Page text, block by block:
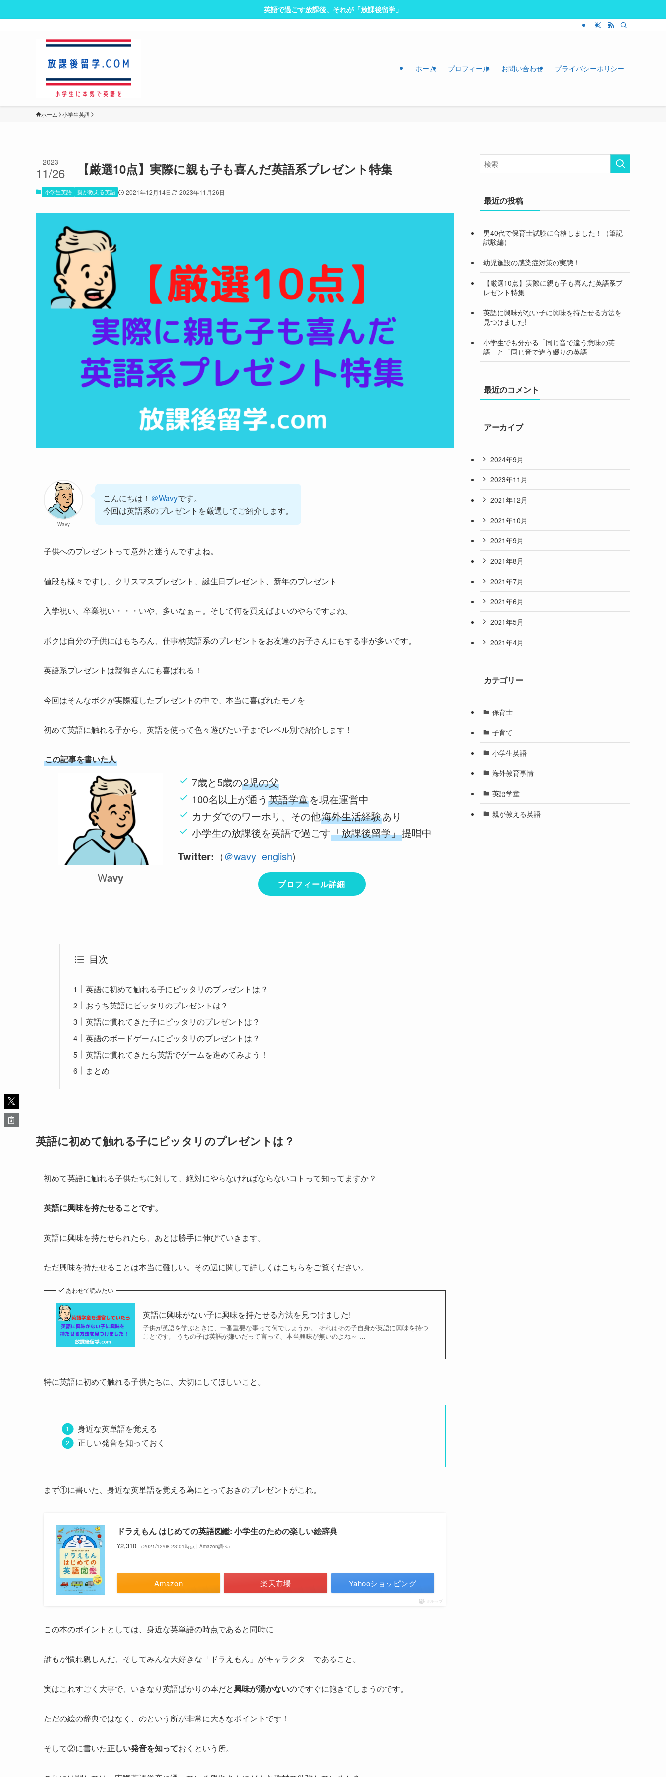
英語で過ごす放課後、それが「放課後留学」
ホーム プロフィール お問い合わせ プライバシーポリシー
ホーム 小学生英語
【厳選10点】実際に親も子も喜んだ英語系プレゼント特集
2023
11/26
小学生英語 親が教える英語 2021年12月14日 2023年11月26日
Wavy
こんにちは！ ＠Wavyです。
今回は英語系のプレゼントを厳選してご紹介します。
子供へのプレゼントって意外と迷うんですよね。
値段も様々ですし、クリスマスプレゼント、誕生日プレゼント、新年のプレゼント
入学祝い、卒業祝い・・・いや、多いなぁ～。そして何を買えばよいのやらですよね。
ボクは自分の子供にはもちろん、仕事柄英語系のプレゼントをお友達のお子さんにもする事が多いです。
英語系プレゼントは親御さんにも喜ばれる！
今回はそんなボクが実際渡したプレゼントの中で、本当に喜ばれたモノを
初めて英語に触れる子から、英語を使って色々遊びたい子までレベル別で紹介します！
この記事を書いた人
Wavy
7歳と5歳の2児の父
100名以上が通う 英語学童を現在運営中
カナダでのワーホリ、その他海外生活経験あり
小学生の放課後を英語で過ごす「放課後留学」提唱中
Twitter: （＠wavy_english)
プロフィール詳細
目次
英語に初めて触れる子にピッタリのプレゼントは？
おうち英語にピッタリのプレゼントは？
英語に慣れてきた子にピッタリのプレゼントは？
英語のボードゲームにピッタリのプレゼントは？
英語に慣れてきたら英語でゲームを進めてみよう！
まとめ
英語に初めて触れる子にピッタリのプレゼントは？
初めて英語に触れる子供たちに対して、絶対にやらなければならないコトって知ってますか？
英語に興味を持たせることです。
英語に興味を持たせられたら、あとは勝手に伸びていきます。
ただ興味を持たせることは本当に難しい。その辺に関して詳しくはこちらをご覧ください。
あわせて読みたい
英語に興味がない子に興味を持たせる方法を見つけました!
子供が英語を学ぶときに、一番重要な事って何でしょうか。 それはその子自身が英語に興味を持つ
ことです。 うちの子は英語が嫌いだって言って、本当興味が無いのよね～ …
特に英語に初めて触れる子供たちに、大切にしてほしいこと。
身近な英単語を覚える
正しい発音を知っておく
まず①に書いた、身近な英単語を覚える為にとっておきのプレゼントがこれ。
ドラえもん はじめての英語図鑑: 小学生のための楽しい絵辞典
¥2,310 （2021/12/08 23:01時点 | Amazon調べ）
Amazon 楽天市場 Yahooショッピング
ポチップ
この本のポイントとしては、身近な英単語の時点であると同時に
誰もが慣れ親しんだ、そしてみんな大好きな「ドラえもん」がキャラクターであること。
実はこれすごく大事で、いきなり英語ばかりの本だと興味が湧かないのですぐに飽きてしまうのです。
ただの絵の辞典ではなく、のという所が非常に大きなポイントです！
そして②に書いた正しい発音を知っておくという所。
最近の投稿
男40代で保育士試験に合格しました！（筆記
試験編）
幼児施設の感染症対策の実態！
【厳選10点】実際に親も子も喜んだ英語系プ
レゼント特集
英語に興味がない子に興味を持たせる方法を
見つけました!
小学生でも分かる「同じ音で違う意味の英
語」と「同じ音で違う綴りの英語」
最近のコメント
アーカイブ
2024年9月
2023年11月
2021年12月
2021年10月
2021年9月
2021年8月
2021年7月
2021年6月
2021年5月
2021年4月
カテゴリー
保育士
子育て
小学生英語
海外教育事情
英語学童
親が教える英語